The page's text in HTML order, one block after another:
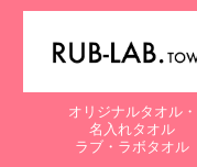
オリジナルタオル・
名入れタオル
ラブ・ラボタオル